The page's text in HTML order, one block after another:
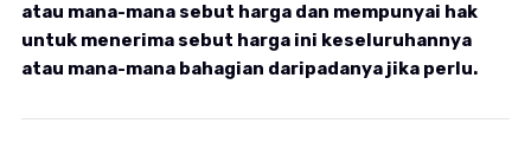
atau mana-mana sebut harga dan mempunyai hak
untuk menerima sebut harga ini keseluruhannya
atau mana-mana bahagian daripadanya jika perlu.